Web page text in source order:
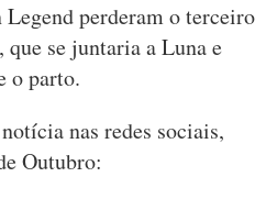
perderam o terceiro
se juntaria a Luna e
o parto.
nas redes sociais,
Outubro: